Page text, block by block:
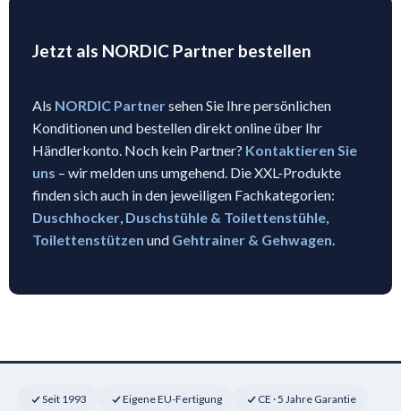
Jetzt als NORDIC Partner bestellen
Als NORDIC Partnersehen Sie Ihre persönlichen
Konditionen und bestellen direkt online über Ihr
Händlerkonto. Noch kein Partner? Kontaktieren Sie
uns – wir melden uns umgehend. Die XXL-Produkte
finden sich auch in den jeweiligen Fachkategorien:
Duschhocker, Duschstühle & Toilettenstühle,
Toilettenstützen und Gehtrainer & Gehwagen.
Seit 1993 Eigene EU-Fertigung CE · 5 Jahre Garantie